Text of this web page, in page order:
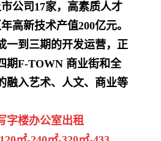
公司17家，高素质人才
高新技术产值200亿元。
一到三期的开发运营，正
期F-TOWN 商业街和全
融入艺术、人文、商业等
字楼办公室出租